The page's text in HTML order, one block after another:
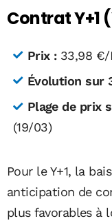
Contrat Y+1
Prix :33,98 €/
Évolution sur
Plage de prix
(19/03)
Pour le Y+1, la
anticipation de
plus favorables à